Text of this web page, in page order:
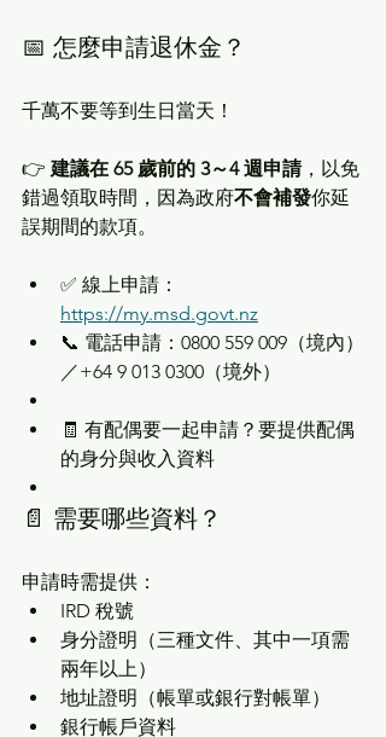
📅 怎麼申請退休金？
千萬不要等到生日當天！
👉 建議在 65 歲前的 3～4 週申請，以免
錯過領取時間，因為政府不會補發你延
誤期間的款項。
✅ 線上申請：
https://my.msd.govt.nz
📞 電話申請：0800 559 009（境內）
／+64 9 013 0300（境外）
🧾 有配偶要一起申請？要提供配偶
的身分與收入資料
📄 需要哪些資料？
申請時需提供：
IRD 稅號
身分證明（三種文件、其中一項需
兩年以上）
地址證明（帳單或銀行對帳單）
銀行帳戶資料